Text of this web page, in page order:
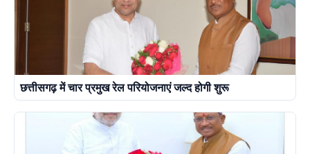
छत्तीसगढ़ में चार प्रमुख रेल परियोजनाएं जल्द होगी शुरू